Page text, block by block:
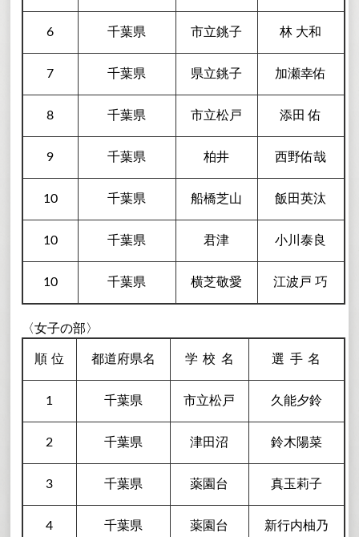
6 千葉県 市立銚子 林 大和
7 千葉県 県立銚子 加瀬幸佑
8 千葉県 市立松戸 添田 佑
9 千葉県 柏井 西野佑哉
10 千葉県 船橋芝山 飯田英汰
10 千葉県 君津 小川泰良
10 千葉県 横芝敬愛 江波戸 巧
〈女子の部〉
順位 都道府県名 学校 名 選手名
1 千葉県 市立松戸 久能夕鈴
2 千葉県 津田沼 鈴木陽菜
3 千葉県 薬園台 真玉莉子
4 千葉県 薬園台 新行内柚乃